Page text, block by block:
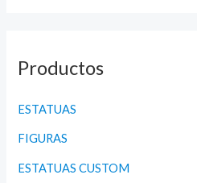
h
o
r
Productos
ESTATUAS
FIGURAS
ESTATUAS CUSTOM